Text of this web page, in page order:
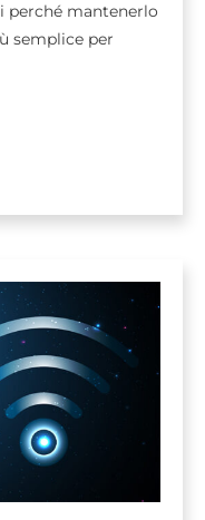
perché mantenerlo
semplice per